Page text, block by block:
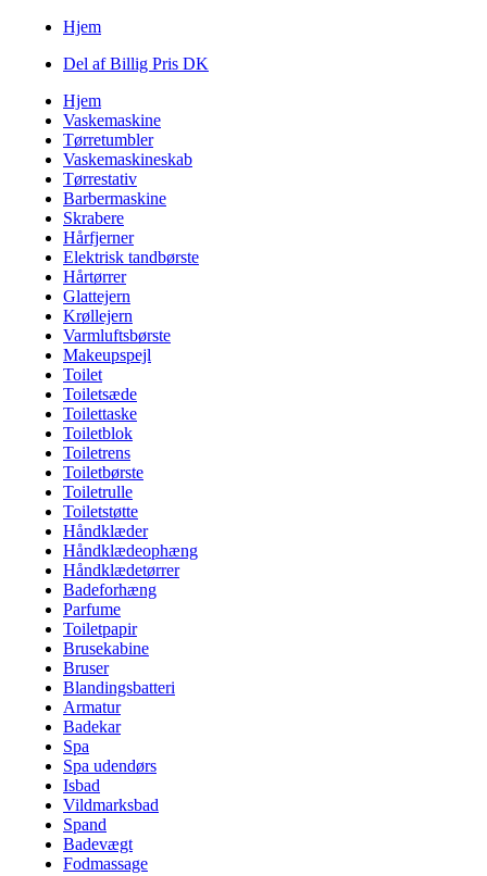
Hjem
Del af Billig Pris DK
Hjem
Vaskemaskine
Tørretumbler
Vaskemaskineskab
Tørrestativ
Barbermaskine
Skrabere
Hårfjerner
Elektrisk tandbørste
Hårtørrer
Glattejern
Krøllejern
Varmluftsbørste
Makeupspejl
Toilet
Toiletsæde
Toilettaske
Toiletblok
Toiletrens
Toiletbørste
Toiletrulle
Toiletstøtte
Håndklæder
Håndklædeophæng
Håndklædetørrer
Badeforhæng
Parfume
Toiletpapir
Brusekabine
Bruser
Blandingsbatteri
Armatur
Badekar
Spa
Spa udendørs
Isbad
Vildmarksbad
Spand
Badevægt
Fodmassage